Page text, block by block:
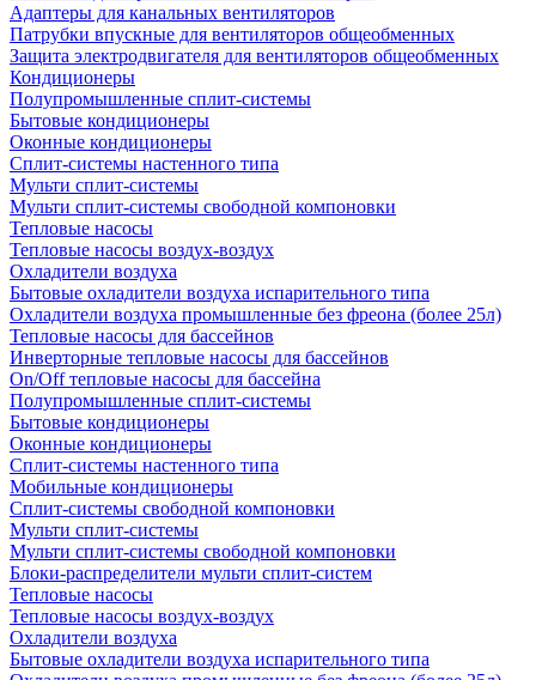
Адаптеры для канальных вентиляторов
Патрубки впускные для вентиляторов общеобменных
Защита электродвигателя для вентиляторов общеобменных
Кондиционеры
Полупромышленные сплит-системы
Бытовые кондиционеры
Оконные кондиционеры
Сплит-системы настенного типа
Мульти сплит-системы
Мульти сплит-системы свободной компоновки
Тепловые насосы
Тепловые насосы воздух-воздух
Охладители воздуха
Бытовые охладители воздуха испарительного типа
Охладители воздуха промышленные без фреона (более 25л)
Тепловые насосы для бассейнов
Инверторные тепловые насосы для бассейнов
On/Off тепловые насосы для бассейна
Полупромышленные сплит-системы
Бытовые кондиционеры
Оконные кондиционеры
Сплит-системы настенного типа
Мобильные кондиционеры
Сплит-системы свободной компоновки
Мульти сплит-системы
Мульти сплит-системы свободной компоновки
Блоки-распределители мульти сплит-систем
Тепловые насосы
Тепловые насосы воздух-воздух
Охладители воздуха
Бытовые охладители воздуха испарительного типа